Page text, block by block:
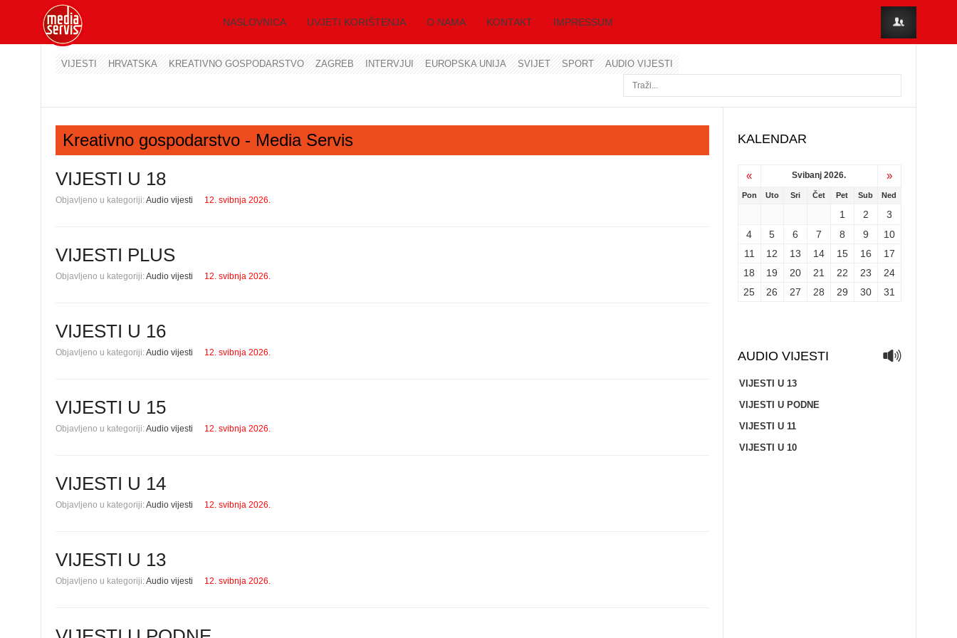
NASLOVNICA UVJETI KORIŠTENJA O NAMA KONTAKT IMPRESSUM
VIJESTI HRVATSKA KREATIVNO GOSPODARSTVO ZAGREB INTERVJUI EUROPSKA UNIJA SVIJET SPORT AUDIO VIJESTI
Kreativno gospodarstvo - Media Servis
VIJESTI U 18
Objavljeno u kategoriji:Audio vijesti 12. svibnja 2026.
VIJESTI PLUS
Objavljeno u kategoriji:Audio vijesti 12. svibnja 2026.
VIJESTI U 16
Objavljeno u kategoriji:Audio vijesti 12. svibnja 2026.
VIJESTI U 15
Objavljeno u kategoriji:Audio vijesti 12. svibnja 2026.
VIJESTI U 14
Objavljeno u kategoriji:Audio vijesti 12. svibnja 2026.
VIJESTI U 13
Objavljeno u kategoriji:Audio vijesti 12. svibnja 2026.
KALENDAR
« Svibanj 2026. »
Pon Uto Sri Čet Pet Sub Ned
1 2
3
4
5 6 7 8 9
10
11
12 13 14 15 16
17
18
19 20 21 22 23
24
25
26 27 28 29 30 31
AUDIO VIJESTI
VIJESTI U 13
VIJESTI U PODNE
VIJESTI U 11
VIJESTI U 10